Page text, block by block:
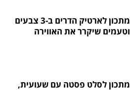
מתכון לארטיק הדרים ב-3 צבעים
וטעמים שיקרר את האווירה
מתכון לסלט פסטה עם שעועית,